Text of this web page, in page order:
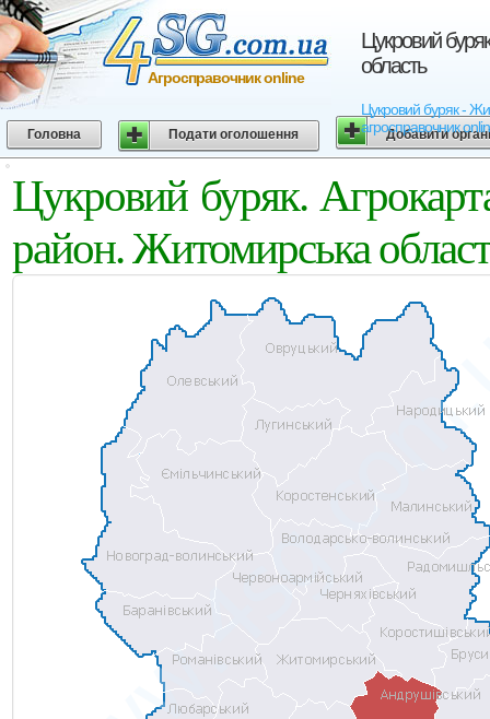
Цукровий
область
Цукровий буряк -
агросправочник
Агросправочник online
Головна Подати оголошення Добавити
Цукровий буряк.
район. Житомирська